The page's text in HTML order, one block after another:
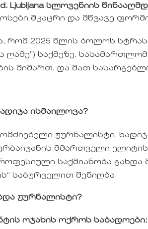
Ljubljana სლოვენიის
მკაცრი და მწვავე
რომ 2025 წლის ბოლოს
ღამე”) საქმეზე.
მიმართ, და მათ
ისმაილოვა?
ჟურნალისტი,
მმართველი
საქმიანობა გახდა
საბურველით შენიღბა.
ჟურნალისტი?
ოჯახის ოქროს საბადოები: